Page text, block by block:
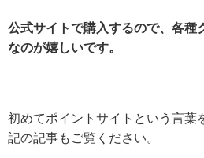
公式サイトで購入するので、各種
なのが嬉しいです。
初めてポイントサイトという言葉
記の記事もご覧ください。